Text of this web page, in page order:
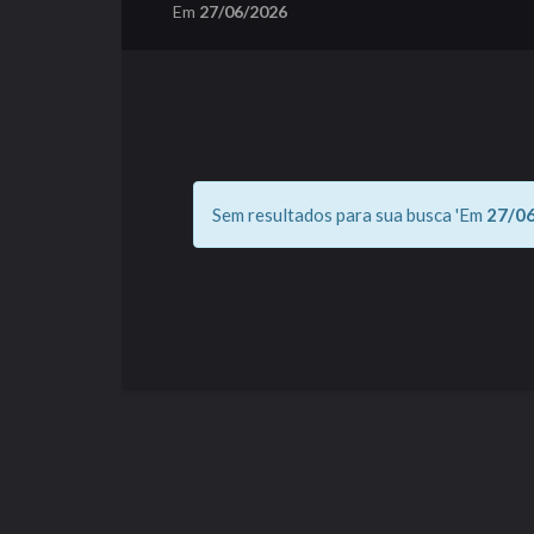
Em 27/06/2026
Sem resultados para sua busca 'Em 27/